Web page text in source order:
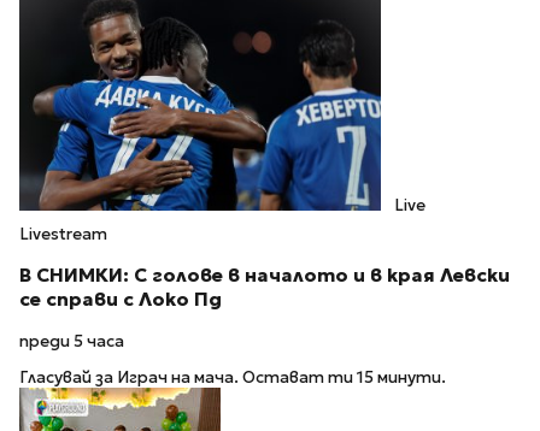
Live
Livestream
В СНИМКИ: С голове в началото и в края Левски
се справи с Локо Пд
преди 5 часа
Гласувай за Играч на мача. Остават ти 15 минути.